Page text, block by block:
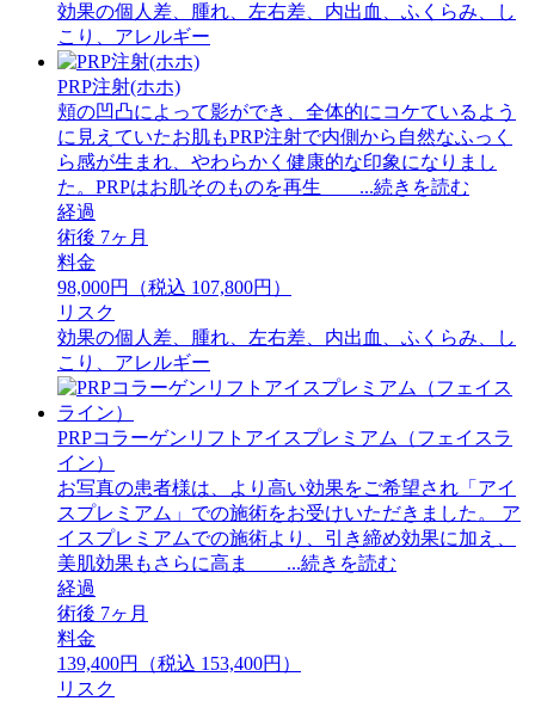
効果の個人差、腫れ、左右差、内出血、ふくらみ、し
こり、アレルギー
PRP注射(ホホ)
頬の凹凸によって影ができ、全体的にコケているよう
に見えていたお肌もPRP注射で内側から自然なふっく
ら感が生まれ、やわらかく健康的な印象になりまし
た。PRPはお肌そのものを再生 ...続きを読む
経過
術後 7ヶ月
料金
98,000円（税込 107,800円）
リスク
効果の個人差、腫れ、左右差、内出血、ふくらみ、し
こり、アレルギー
PRPコラーゲンリフトアイスプレミアム（フェイスラ
イン）
お写真の患者様は、より高い効果をご希望され「アイ
スプレミアム」での施術をお受けいただきました。 ア
イスプレミアムでの施術より、引き締め効果に加え、
美肌効果もさらに高ま ...続きを読む
経過
術後 7ヶ月
料金
139,400円（税込 153,400円）
リスク